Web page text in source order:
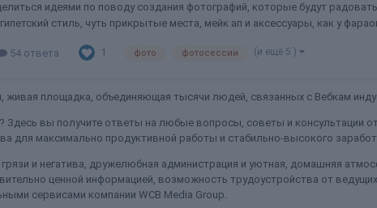
идеями по поводу создания фотографий, которые будут
стиль, чуть прикрытые места, мейк ап и аксессуары, как у
54 ответа 1 фото фотосессии (и ещё 5 )
живая площадка, объединяющая тысячи людей, связанных с Вебкам
Здесь вы получите ответы на любые вопросы, советы и
для максимально продуктивной работы и стабильно-высокого
и негатива, дружелюбная администрация и уютная, домашняя
ценной информацией, возможность трудоустройства от
сервисами компании WCB Media Group.